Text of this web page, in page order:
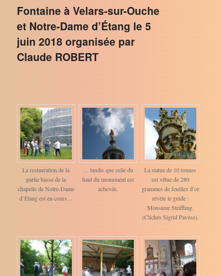
Fontaine à Velars-sur-Ouche
et Notre-Dame d’Étang le 5
juin 2018 organisée par
Claude ROBERT
La restauration de la
partie basse de la
chapelle de Notre-Dame
d’Étang est en cours…
… tandis que celle du
haut du monument est
achevée.
La statue de 10 tonnes
est vêtue de 280
grammes de feuilles d’or
révèle le guide :
Monsieur Striffling.
(Clichés Sigrid Pavèse).